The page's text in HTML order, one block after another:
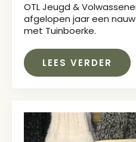
OTL Jeugd &
afgelopen jaar een
met Tuinboerke.
LEES VERDER